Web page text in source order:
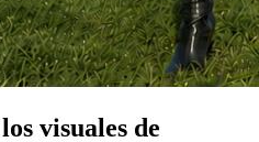
visuales de